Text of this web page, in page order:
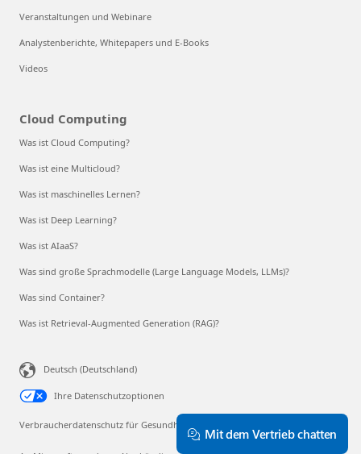
Veranstaltungen und Webinare
Analystenberichte, Whitepapers und E-Books
Videos
Cloud Computing
Was ist Cloud Computing?
Was ist eine Multicloud?
Was ist maschinelles Lernen?
Was ist Deep Learning?
Was ist AIaaS?
Was sind große Sprachmodelle (Large Language Models, LLMs)?
Was sind Container?
Was ist Retrieval-Augmented Generation (RAG)?
Deutsch (Deutschland)
Ihre Datenschutzoptionen
Verbraucherdatenschutz für Gesundheitsdaten
Mit dem Vertrieb chatten